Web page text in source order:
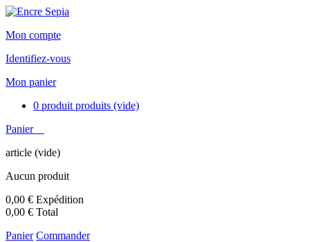
Mon compte
Identifiez-vous
Mon panier
0 produit produits (vide)
Panier
article (vide)
Aucun produit
0,00 € Expédition
0,00 € Total
Panier Commander